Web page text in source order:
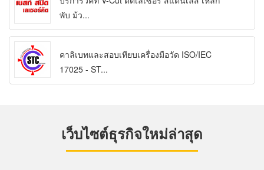
พับ ม้ว...
คาลิเบทและสอบเทียบเครื่องมือวัด ISO/IEC
17025 - ST...
เว็บไซต์ธุรกิจใหม่ล่าสุด